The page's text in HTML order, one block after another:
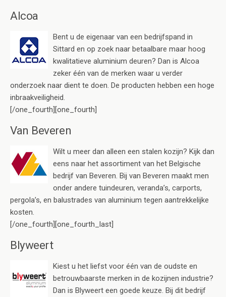
Alcoa
Bent u de eigenaar van een bedrijfspand in
Sittard en op zoek naar betaalbare maar hoog
kwalitatieve aluminium deuren? Dan is Alcoa
zeker één van de merken waar u verder
onderzoek naar dient te doen. De producten hebben een hoge
inbraakveiligheid.
[/one_fourth][one_fourth]
Van Beveren
Wilt u meer dan alleen een stalen kozijn? Kijk dan
eens naar het assortiment van het Belgische
bedrijf van Beveren. Bij van Beveren maakt men
onder andere tuindeuren, veranda’s, carports,
pergola’s, en balustrades van aluminium tegen aantrekkelijke
kosten.
[/one_fourth][one_fourth_last]
Blyweert
Kiest u het liefst voor één van de oudste en
betrouwbaarste merken in de kozijnen industrie?
Dan is Blyweert een goede keuze. Bij dit bedrijf